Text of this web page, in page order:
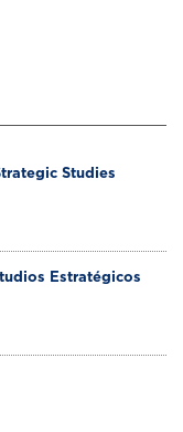
Studies
Estratégicos